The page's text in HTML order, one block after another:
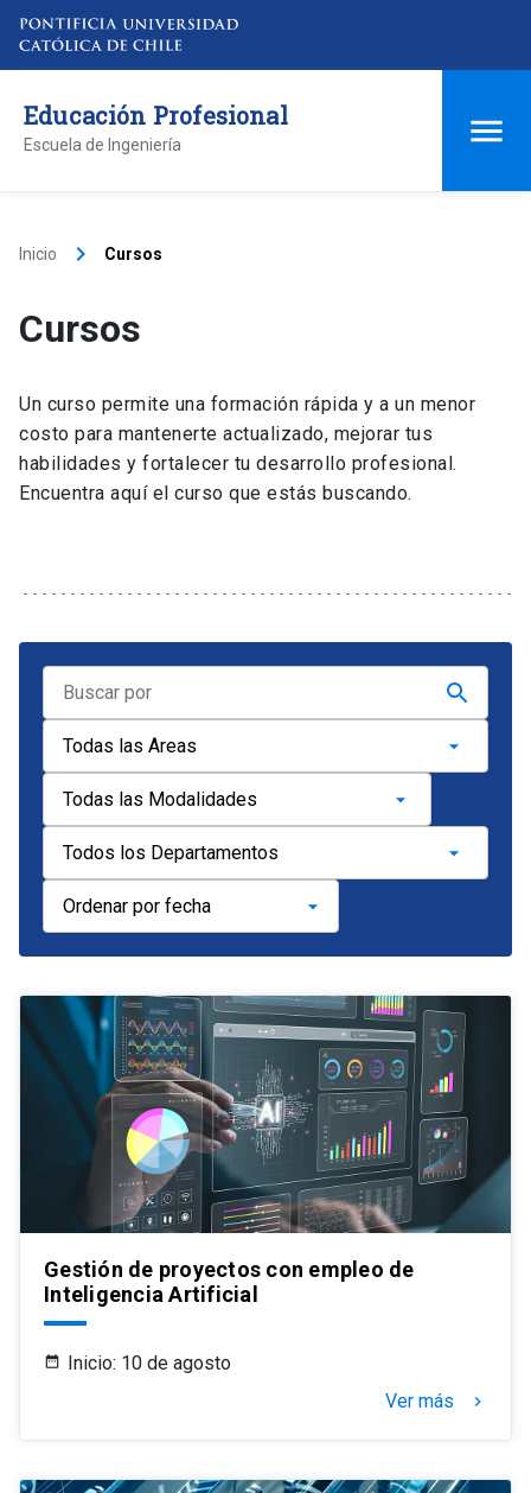
Educación Profesional
Escuela de Ingeniería
Inicio keyboard_arrow_right Cursos
Cursos
Un curso permite una formación rápida y a un menor
costo para mantenerte actualizado, mejorar tus
habilidades y fortalecer tu desarrollo profesional.
Encuentra aquí el curso que estás buscando.
Gestión de proyectos con empleo de
Inteligencia Artificial
Inicio: 10 de agosto
Ver más
keyboard_arrow_right